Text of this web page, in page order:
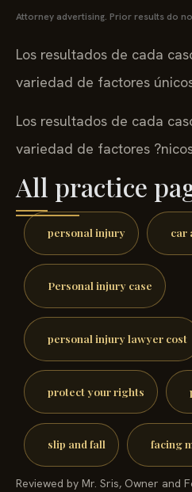
Attorney advertising. Prior results do
Los resultados de cada
variedad de factores
Los resultados de cada
variedad de factores
All practice
personal injury car
Personal injury case
personal injury lawyer cost
protect your rights
slip and fall facing
Reviewed by Mr. Sris, Owner and